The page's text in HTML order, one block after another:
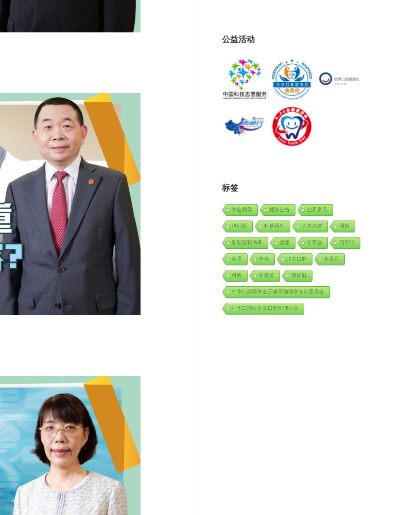
公益活动
标签
学会领导 通知公告 业界资讯
培训班 科普园地 学术会议 周报
新型冠状病毒 党建 专委会 西部行
会员 年会 北大口腔 会员日
科协 科技奖 傅民魁
中华口腔医学会牙体牙髓病学专业委员会
中华口腔医学会口腔护理分会